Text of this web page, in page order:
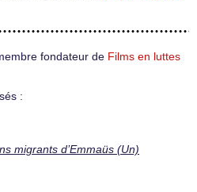
fondateur de Films en luttes
:
migrants d’Emmaüs (Un)